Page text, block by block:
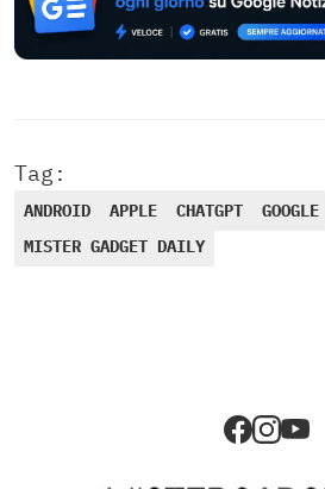
Tag:
ANDROID APPLE CHATGPT
GOOGLE
MISTER GADGET DAILY